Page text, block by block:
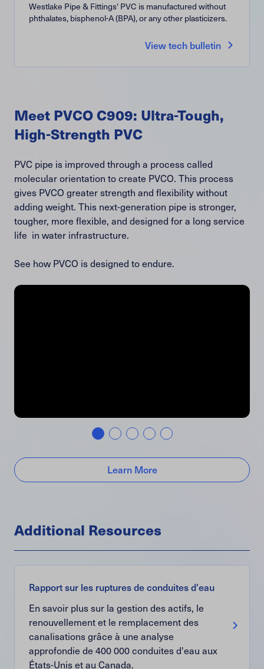
Westlake Pipe & Fittings' PVC is manufactured without
phthalates, bisphenol-A (BPA), or any other plasticizers.
View tech bulletin
Meet PVCO C909: Ultra-Tough,
High-Strength PVC
PVC pipe is improved through a process called
molecular orientation to create PVCO. This process
gives PVCO greater strength and flexibility without
adding weight. This next-generation pipe is stronger,
tougher, more flexible, and designed for a long service
life in water infrastructure.
See how PVCO is designed to endure.
Learn More
Additional Resources
Rapport sur les ruptures de conduites d'eau
En savoir plus sur la gestion des actifs, le
renouvellement et le remplacement des
canalisations grâce à une analyse
approfondie de 400 000 conduites d'eau aux
États-Unis et au Canada.